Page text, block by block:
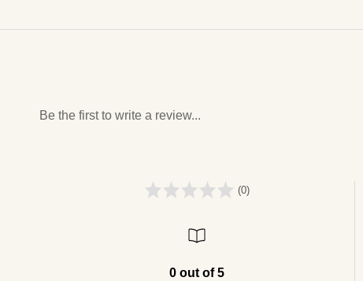
Be the first to write a review...
(0)
0 out of 5